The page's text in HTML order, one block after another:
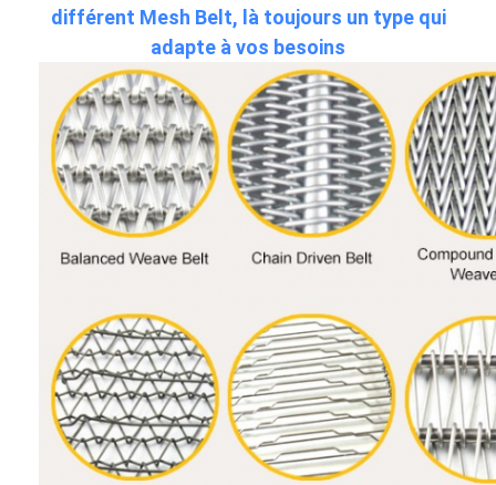
différent Mesh Belt, là toujours un type qui
adapte à vos besoins